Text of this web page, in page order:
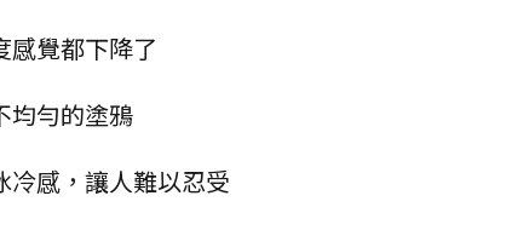
感覺都下降了
均勻的塗鴉
冷感，讓人難以忍受